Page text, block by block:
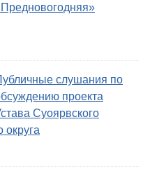
слушания по
проекта
Суоярвского
округа